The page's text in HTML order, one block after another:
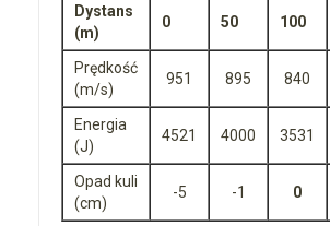
Dystans
(m)
0 50 100
Prędkość
(m/s)
951 895 840
Energia
(J)
4521 4000 3531
Opad kuli
(cm)
-5 -1 0